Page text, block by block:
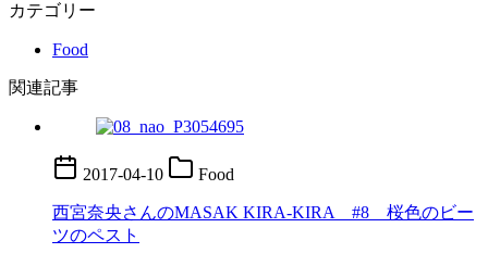
カテゴリー
Food
関連記事
2017-04-10 Food
西宮奈央さんのMASAK KIRA-KIRA #8 桜色のビー
ツのペスト